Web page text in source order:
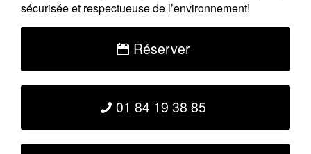
sécurisée et respectueuse de l’environnement!
Réserver
01 84 19 38 85